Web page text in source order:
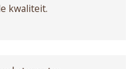
kwaliteit.